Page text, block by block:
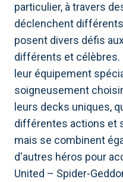
particulier, à travers
déclenchent
posent divers défis
différents et célèbres.
leur équipement
soigneusement
leurs decks uniques,
différentes actions et
mais se combinent
d'autres héros pour
United – Spider-